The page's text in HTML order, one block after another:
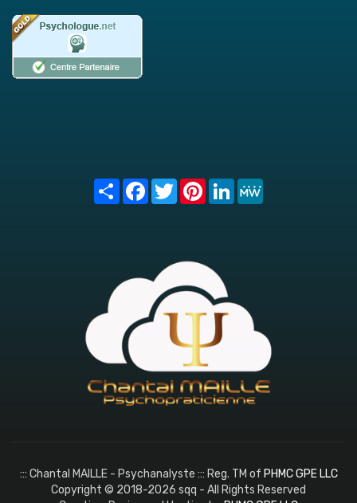
Share FacebookTwitterPinterest
LinkedIn
::: Chantal MAILLE - Psychanalyste ::: Reg. TM of PHMC GPE LLC
Copyright © 2018-2026 sqq - All Rights Reserved